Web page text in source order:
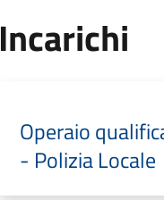
Incarichi
Operaio
- Polizia Locale